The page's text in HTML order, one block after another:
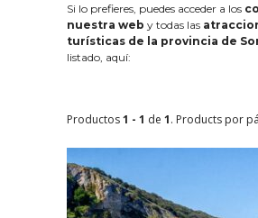
Si lo prefieres, puedes acceder a los
nuestra web y todas las
turísticas de la provincia de
listado, aquí:
Productos1 - 1 de 1. Products por